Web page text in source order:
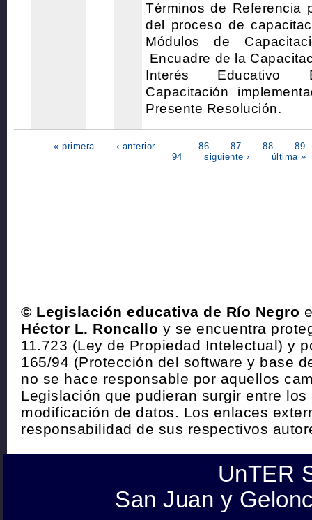
Términos de Referencia
del proceso de
Módulos de
Encuadre de la
Interés Educativo
Capacitación
Presente Resolución.
« primera ‹ anterior … 86 87 88
89
94
siguiente › última »
© Legislación educativa de Río Negro
Héctor L. Roncallo y se encuentra
11.723 (Ley de Propiedad Intelectual) y
165/94 (Protección del software y base
no se hace responsable por aquellos
Legislación que pudieran surgir entre los
modificación de datos. Los enlaces
responsabilidad de sus respectivos
UnTER
San Juan y